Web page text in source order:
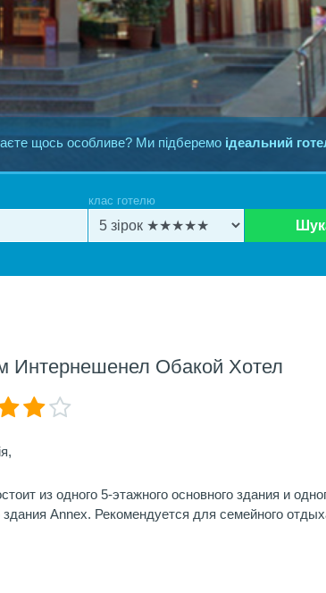
щось особливе? Ми підберемо ідеальний
клас готелю
Интернешенел Обакой Хотел
из одного 5-этажного основного здания и
здания Annex. Рекомендуется для семейного